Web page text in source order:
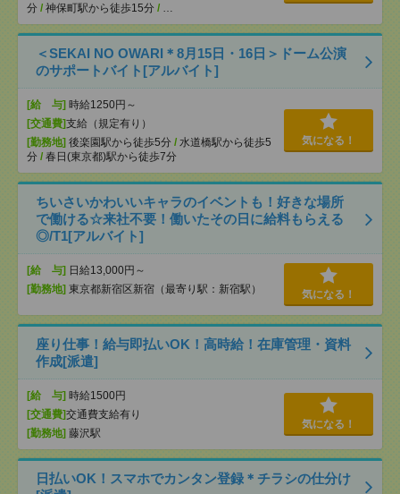
分 / 神保町駅から徒歩15分 / …
＜SEKAI NO OWARI＊8月15日・16日＞ドーム公演
のサポートバイト[アルバイト]
[給 与] 時給1250円～
[交通費]支給（規定有り）
[勤務地] 後楽園駅から徒歩5分 / 水道橋駅から徒歩5
分 / 春日(東京都)駅から徒歩7分
気になる！
ちいさいかわいいキャラのイベントも！好きな場所
で働ける☆来社不要！働いたその日に給料もらえる
◎/T1[アルバイト]
[給 与] 日給13,000円～
[勤務地] 東京都新宿区新宿（最寄り駅：新宿駅） 気になる！
座り仕事！給与即払いOK！高時給！在庫管理・資料
作成[派遣]
[給 与] 時給1500円
[交通費]交通費支給有り
[勤務地] 藤沢駅
気になる！
日払いOK！スマホでカンタン登録＊チラシの仕分け